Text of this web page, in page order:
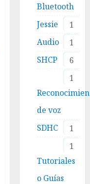
Bluetooth
1
Jessie
1
Audio
6
SHCP
1
de voz
1
SDHC
1
Tutoriales
o Guías